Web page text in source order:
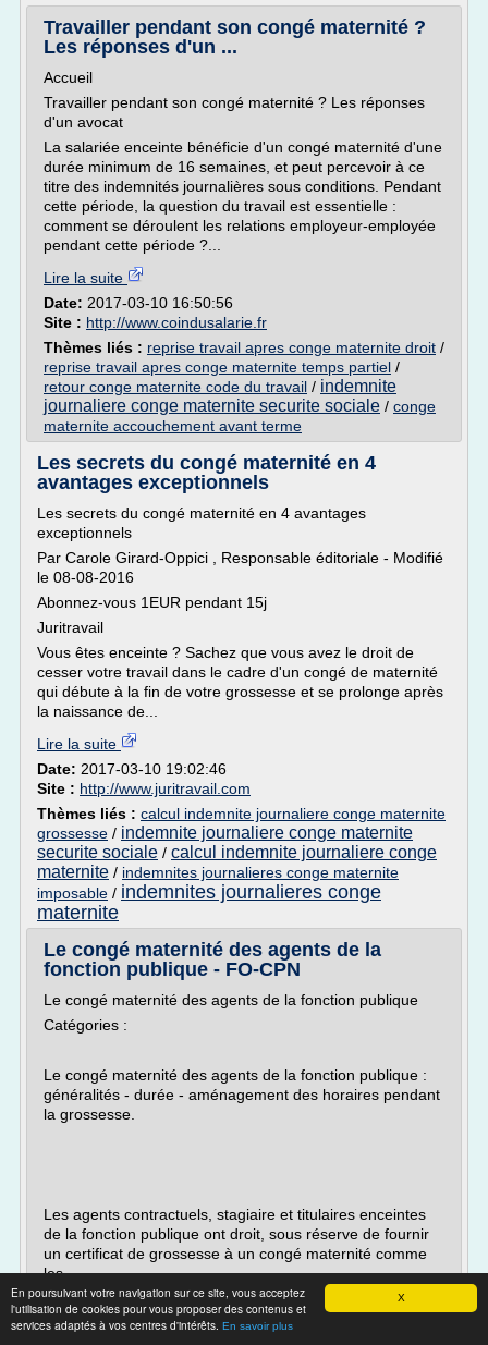
X
En poursuivant votre navigation sur ce site, vous acceptez
l'utilisation de cookies pour vous proposer des contenus et
services adaptés à vos centres d'intérêts. En savoir plus
Travailler pendant son congé maternité ?
Les réponses d'un ...
Accueil
Travailler pendant son congé maternité ? Les réponses
d'un avocat
La salariée enceinte bénéficie d'un congé maternité d'une
durée minimum de 16 semaines, et peut percevoir à ce
titre des indemnités journalières sous conditions. Pendant
cette période, la question du travail est essentielle :
comment se déroulent les relations employeur-employée
pendant cette période ?...
Lire la suite
Date: 2017-03-10 16:50:56
Site : http://www.coindusalarie.fr
Thèmes liés : reprise travail apres conge maternite droit /
reprise travail apres conge maternite temps partiel /
retour conge maternite code du travail / indemnite
journaliere conge maternite securite sociale / conge
maternite accouchement avant terme
Les secrets du congé maternité en 4
avantages exceptionnels
Les secrets du congé maternité en 4 avantages
exceptionnels
Par Carole Girard-Oppici , Responsable éditoriale - Modifié
le 08-08-2016
Abonnez-vous 1EUR pendant 15j
Juritravail
Vous êtes enceinte ? Sachez que vous avez le droit de
cesser votre travail dans le cadre d'un congé de maternité
qui débute à la fin de votre grossesse et se prolonge après
la naissance de...
Lire la suite
Date: 2017-03-10 19:02:46
Site : http://www.juritravail.com
Thèmes liés : calcul indemnite journaliere conge maternite
grossesse / indemnite journaliere conge maternite
securite sociale / calcul indemnite journaliere conge
maternite / indemnites journalieres conge maternite
imposable / indemnites journalieres conge
maternite
Le congé maternité des agents de la
fonction publique - FO-CPN
Le congé maternité des agents de la fonction publique
Catégories :
Le congé maternité des agents de la fonction publique :
généralités - durée - aménagement des horaires pendant
la grossesse.
Les agents contractuels, stagiaire et titulaires enceintes
de la fonction publique ont droit, sous réserve de fournir
un certificat de grossesse à un congé maternité comme
les...
Lire la suite